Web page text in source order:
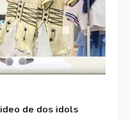
de dos idols